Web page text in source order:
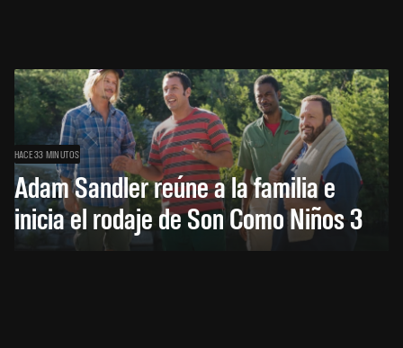
HACE 33 MINUTOS
Adam Sandler reúne a la familia e
inicia el rodaje de Son Como Niños 3